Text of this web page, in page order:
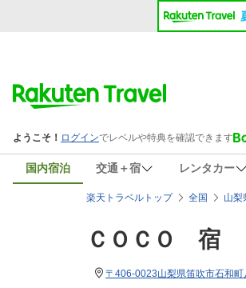
国内宿泊 交通＋宿 レンタカー
楽天トラベルトップ 全国 山梨
ＣＯＣＯ 宿
〒406-0023山梨県笛吹市石和